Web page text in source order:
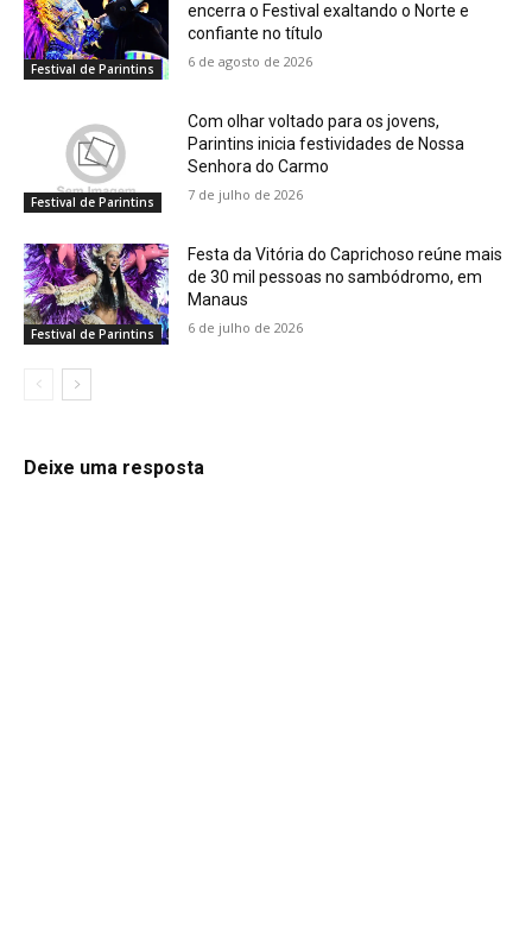
Festival de Parintins
encerra o Festival exaltando o Norte e
confiante no título
6 de agosto de 2026
Festival de Parintins
Com olhar voltado para os jovens,
Parintins inicia festividades de Nossa
Senhora do Carmo
7 de julho de 2026
Festival de Parintins
Festa da Vitória do Caprichoso reúne mais
de 30 mil pessoas no sambódromo, em
Manaus
6 de julho de 2026
Deixe uma resposta